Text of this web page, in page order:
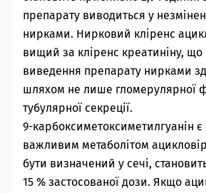
препарату виводиться у
нирками. Нирковий кліренс
вищий за кліренс креатиніну, що
виведення препарату нирками
шляхом не лише гломерулярної
тубулярної секреції.
9-карбоксиметоксиметилгуанін
важливим метаболітом
бути визначений у сечі,
15 % застосованої дози. Якщо